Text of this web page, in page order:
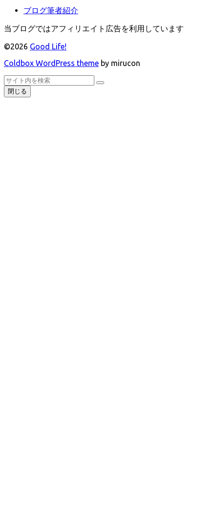
ブログ筆者紹介
当ブログではアフィリエイト広告を利用しています
©2026 Good Life!
Coldbox WordPress theme by mirucon
ト
ッ
プ
検
索
検
閉じる